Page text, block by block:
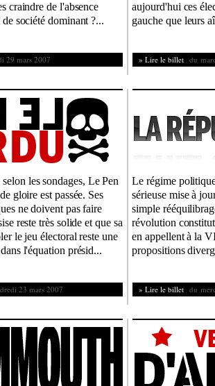
craindre de l'absence
société dominant ?...
29 mars 2007
aujourd'hui ces
gauche que leurs
» Lire le billet du
les sondages, Le Pen
gloire est passée. Ses
ne doivent pas faire
reste très solide et que sa
le jeu électoral reste une
l'équation présid...
23 mars 2007
Le régime
sérieuse mise à
simple
révolution
en appellent à la
propositions
» Lire le billet du